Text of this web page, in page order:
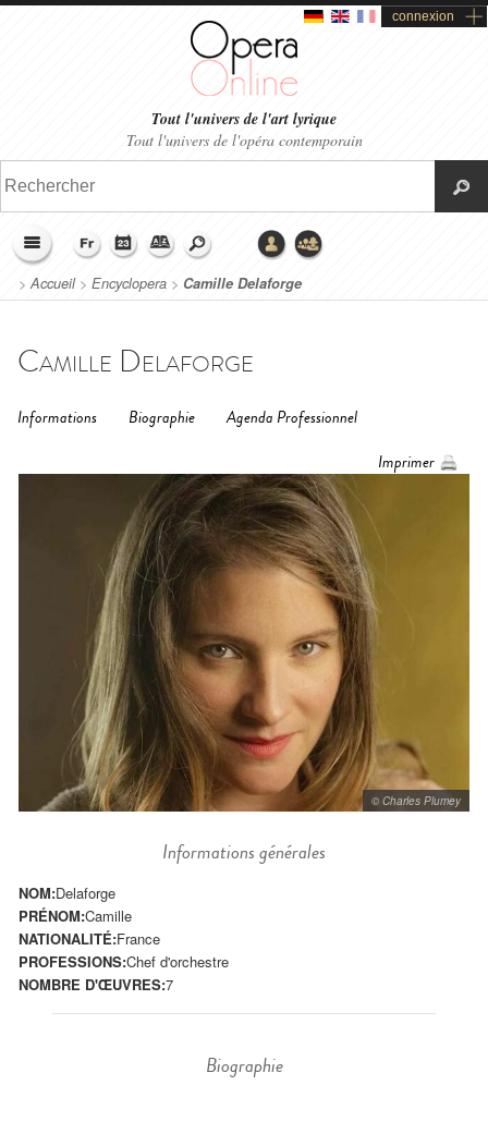
connexion
Tout l'univers de l'art lyrique
Tout l'univers de l'opéra contemporain
>Accueil> Encyclopera > Camille Delaforge
Camille Delaforge
Informations Biographie
Agenda Professionnel
Imprimer
© Charles Plumey
Informations générales
NOM:Delaforge
PRÉNOM:Camille
NATIONALITÉ:France
PROFESSIONS:Chef d'orchestre
NOMBRE D'ŒUVRES:7
Biographie